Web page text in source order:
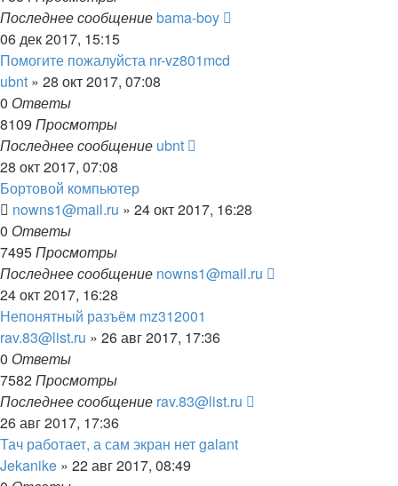
Последнее сообщениеbama-boy
06 дек 2017, 15:15
Помогите пожалуйста nr-vz801mcd
ubnt » 28 окт 2017, 07:08
0 Ответы
8109 Просмотры
Последнее сообщение ubnt
28 окт 2017, 07:08
Бортовой компьютер
nowns1@mail.ru » 24 окт 2017, 16:28
0 Ответы
7495Просмотры
Последнее сообщение nowns1@mail.ru
24 окт 2017, 16:28
Непонятный разъём mz312001
rav.83@list.ru » 26 авг 2017, 17:36
0 Ответы
7582Просмотры
Последнее сообщение rav.83@list.ru
26 авг 2017, 17:36
Тач работает, а сам экран нет galant
Jekanike » 22 авг 2017, 08:49